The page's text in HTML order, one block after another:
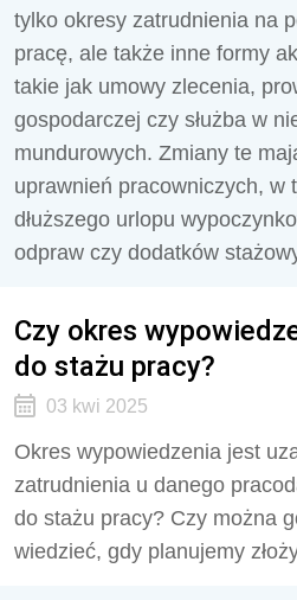
tylko okresy zatrudnienia na
pracę, ale także inne formy
takie jak umowy zlecenia,
gospodarczej czy służba w
mundurowych. Zmiany te
uprawnień pracowniczych, w
dłuższego urlopu
odpraw czy dodatków
Czy okres
do stażu pracy?
03 kwi 2025
Okres wypowiedzenia jest
zatrudnienia u danego
do stażu pracy? Czy można
wiedzieć, gdy planujemy